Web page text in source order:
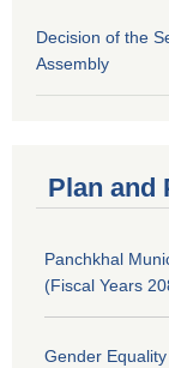
Decision of the
Assembly
Plan and
Panchkhal
(Fiscal Years
Gender